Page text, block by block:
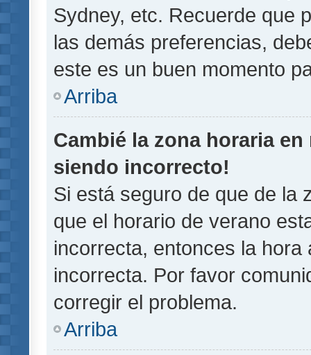
Sydney, etc. Recuerde que
las demás preferencias,
este es un buen momento
Arriba
Cambié la zona horaria
siendo incorrecto!
Si está seguro de que de la
que el horario de verano
incorrecta, entonces la
incorrecta. Por favor
corregir el problema.
Arriba